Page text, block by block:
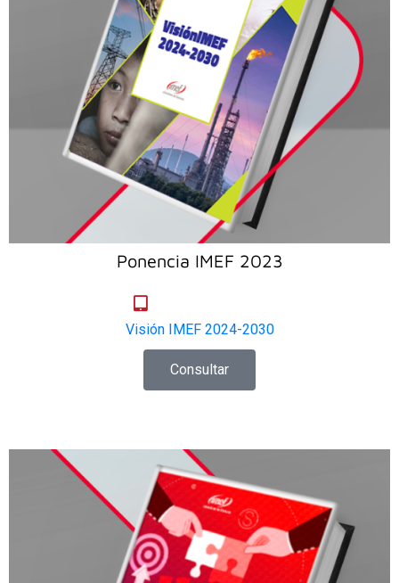
Ponencia IMEF 2023
Visión IMEF 2024-2030
Consultar